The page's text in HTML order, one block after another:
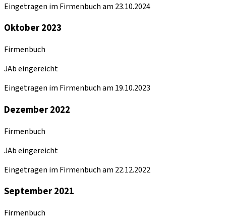
Eingetragen im Firmenbuch am 23.10.2024
Oktober 2023
Firmenbuch
JAb eingereicht
Eingetragen im Firmenbuch am 19.10.2023
Dezember 2022
Firmenbuch
JAb eingereicht
Eingetragen im Firmenbuch am 22.12.2022
September 2021
Firmenbuch